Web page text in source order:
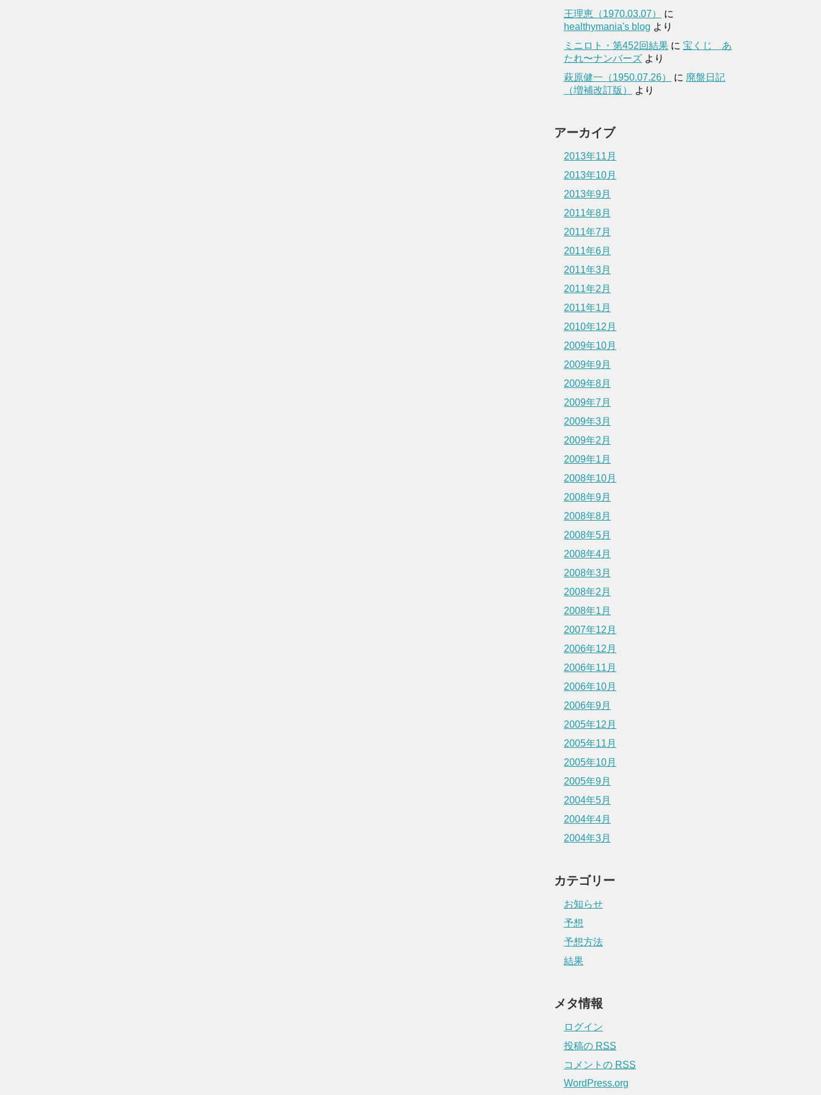
王理恵（1970.03.07）
に
healthymania's blog より
ミニロト・第452回結果 に 宝くじ あ
たれ〜ナンバーズ より
萩原健一（1950.07.26）
に 廃盤日記
（増補改訂版）
より
アーカイブ
2013年11月
2013年10月
2013年9月
2011年8月
2011年7月
2011年6月
2011年3月
2011年2月
2011年1月
2010年12月
2009年10月
2009年9月
2009年8月
2009年7月
2009年3月
2009年2月
2009年1月
2008年10月
2008年9月
2008年8月
2008年5月
2008年4月
2008年3月
2008年2月
2008年1月
2007年12月
2006年12月
2006年11月
2006年10月
2006年9月
2005年12月
2005年11月
2005年10月
2005年9月
2004年5月
2004年4月
2004年3月
カテゴリー
お知らせ
予想
予想方法
結果
メタ情報
ログイン
投稿の RSS
コメントの RSS
WordPress.org